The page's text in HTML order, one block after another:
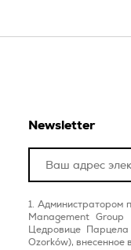
Newsletter
Администратором
Management
Цедровице
Ozorków), внесенное